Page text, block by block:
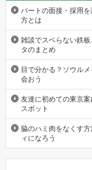
パートの面接・採用
方とは
雑談でスベらない鉄
タのまとめ
目で分かる？ソウル
会おう
友達に初めての東京
スポット
脇のハミ肉をなくす
ィになろう